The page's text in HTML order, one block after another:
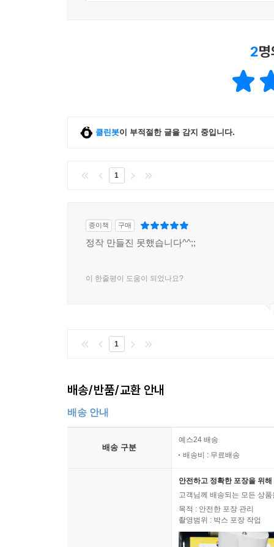
2
클린봇이 부적절한 글을 감지 중입니다.
1
종이책 구매
정작 만들진 못했습니다^^;;
이 한줄평이 도움이 되었나요?
1
배송/반품/교환 안내
배송 안내
배송 구분
예스24 배송
배송비 : 무료배송
안전하고 정확한 포장을 위
고객님께 배송되는 모든 상
목적 : 안전한 포장 관리
촬영범위 : 박스 포장 작업